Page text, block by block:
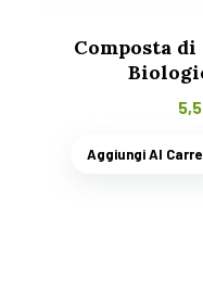
Composta
Aggiungi Al